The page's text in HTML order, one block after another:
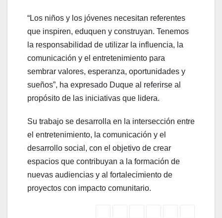
“Los niños y los jóvenes necesitan referentes
que inspiren, eduquen y construyan. Tenemos
la responsabilidad de utilizar la influencia, la
comunicación y el entretenimiento para
sembrar valores, esperanza, oportunidades y
sueños”, ha expresado Duque al referirse al
propósito de las iniciativas que lidera.
Su trabajo se desarrolla en la intersección entre
el entretenimiento, la comunicación y el
desarrollo social, con el objetivo de crear
espacios que contribuyan a la formación de
nuevas audiencias y al fortalecimiento de
proyectos con impacto comunitario.